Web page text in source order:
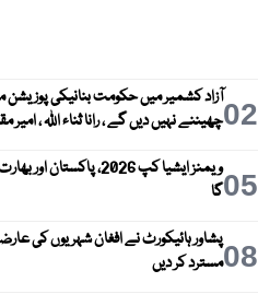
02آزاد کشمیر میں حکومت بنانیکی پوزیشن
چھیننے نہیں دیں گے ، رانا ثناء اللہ ، امیر
05
ویمنز ایشیا کپ 2026،
گا
08پشاور ہائیکورٹ نے افغان شہریوں کی
مسترد کر دیں